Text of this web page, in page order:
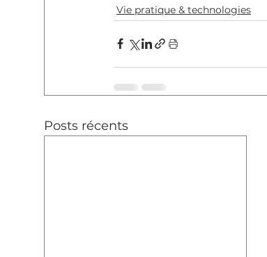
Vie pratique & technologies
Posts récents